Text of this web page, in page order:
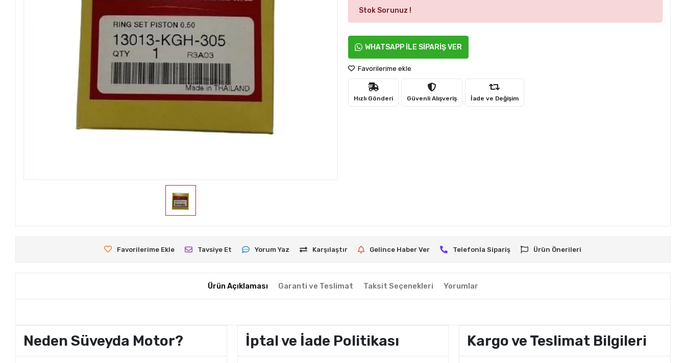
Stok Sorunuz !
WHATSAPP İLE SİPARİŞ VER
Favorilerime ekle
Hızlı Gönderi Güvenli Alışveriş İade ve Değişim
Favorilerime Ekle Tavsiye Et Yorum Yaz Karşılaştır Gelince Haber Ver Telefonla Sipariş Ürün Önerileri
Ürün Açıklaması Garanti ve Teslimat Taksit Seçenekleri Yorumlar
Neden Süveyda Motor? İptal ve İade Politikası Kargo ve Teslimat Bilgileri